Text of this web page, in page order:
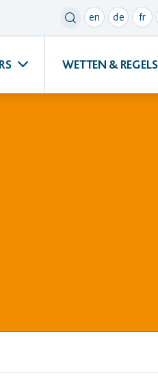
en de fr
WETTEN & REGELS